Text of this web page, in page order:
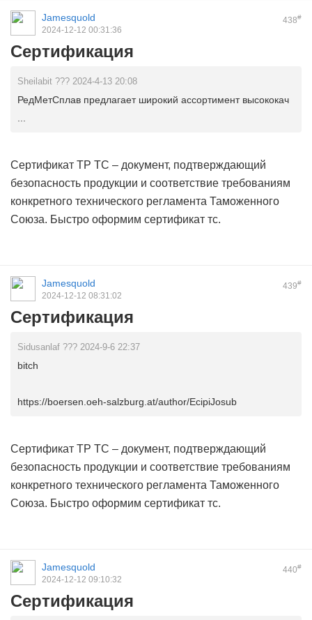
438#
Jamesquold
2024-12-12 00:31:36
Сертификация
Sheilabit ??? 2024-4-13 20:08
РедМетСплав предлагает широкий ассортимент высококач
Сертификат ТР ТС – документ, подтверждающий
безопасность продукции и соответствие требованиям
конкретного технического регламента Таможенного
Союза. Быстро оформим сертификат тс.
439#
Jamesquold
2024-12-12 08:31:02
Сертификация
Sidusanlaf ??? 2024-9-6 22:37
bitch
https://boersen.oeh-salzburg.at/author/EcipiJosub
Сертификат ТР ТС – документ, подтверждающий
безопасность продукции и соответствие требованиям
конкретного технического регламента Таможенного
Союза. Быстро оформим сертификат тс.
440#
Jamesquold
2024-12-12 09:10:32
Сертификация